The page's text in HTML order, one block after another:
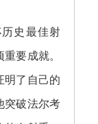
史最佳射
要成就。
明了自己的
突破法尔考